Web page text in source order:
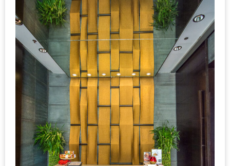
เอาชนะ
ใจ
กรรมการ
จาก
THE
DISH
EVENT
ที่
ต้อง
ห้าม
พลาด